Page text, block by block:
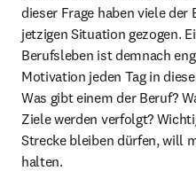
dieser Frage haben viele der
jetzigen Situation gezogen.
Berufsleben ist demnach
Motivation jeden Tag in
Was gibt einem der Beruf?
Ziele werden verfolgt?
Strecke bleiben dürfen, will
halten.